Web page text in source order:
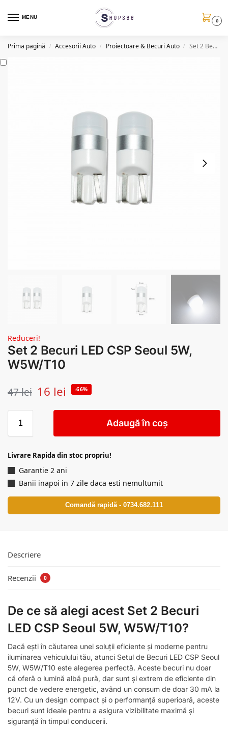
MENU
0
Prima pagină / Accesorii Auto / Proiectoare & Becuri Auto / Set 2 Becuri LED CSP Seoul 5W, W5W/T10
Reduceri!
Set 2 Becuri LED CSP Seoul 5W,
W5W/T10
47lei 16 lei -66%
Adaugă în coș
Livrare Rapida din stoc propriu!
Garantie 2 ani
Banii inapoi in 7 zile daca esti nemultumit
Comandă rapidă - 0734.682.111
Descriere
Recenzii 0
De ce să alegi acest Set 2 Becuri
LED CSP Seoul 5W, W5W/T10?
Dacă ești în căutarea unei soluții eficiente și moderne pentru
iluminarea vehiculului tău, atunci Setul de Becuri LED CSP Seoul
5W, W5W/T10 este alegerea perfectă. Aceste becuri nu doar
că oferă o lumină albă pură, dar sunt și extrem de eficiente din
punct de vedere energetic, având un consum de doar 30 mA la
12V. Cu un design compact și o performanță superioară, aceste
becuri sunt ideale pentru a asigura vizibilitate maximă și
siguranță în timpul conducerii.